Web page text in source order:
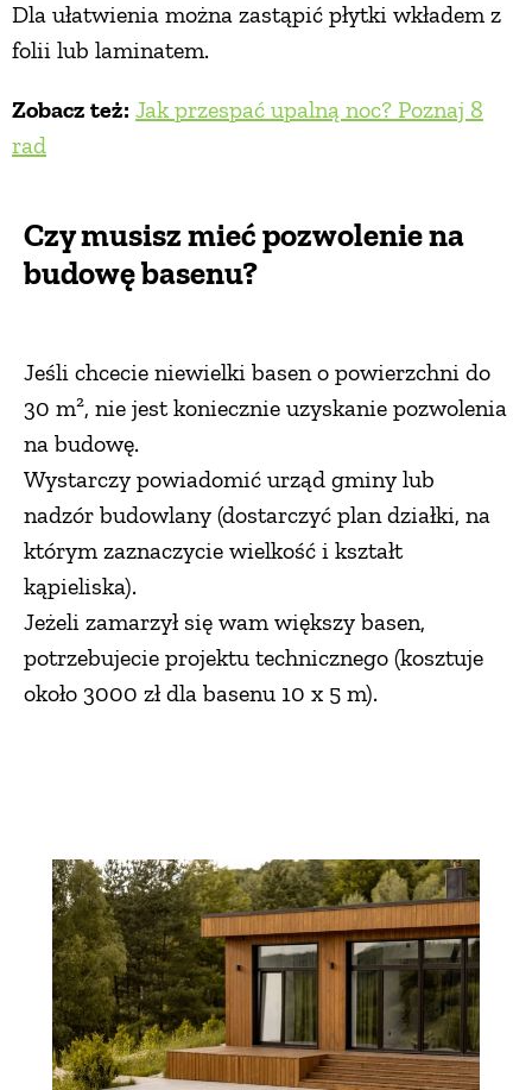
Dla ułatwienia można zastąpić płytki wkładem z
folii lub laminatem.
Zobacz też: Jak przespać upalną noc? Poznaj 8
rad
Czy musisz mieć pozwolenie na
budowę basenu?
Jeśli chcecie niewielki basen o powierzchni do
30 m², nie jest koniecznie uzyskanie pozwolenia
na budowę.
Wystarczy powiadomić urząd gminy lub
nadzór budowlany (dostarczyć plan działki, na
którym zaznaczycie wielkość i kształt
kąpieliska).
Jeżeli zamarzył się wam większy basen,
potrzebujecie projektu technicznego (kosztuje
około 3000 zł dla basenu 10 x 5 m).